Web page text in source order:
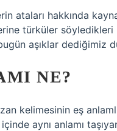
ataları hakkında
türküler
aşıklar dediğimiz
NE?
kelimesinin eş
aynı anlamı